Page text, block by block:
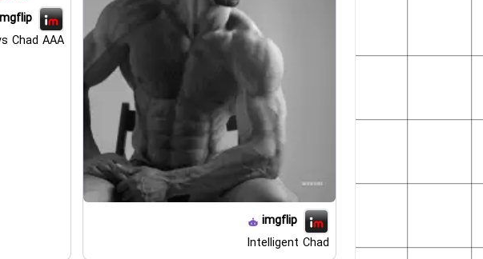
imgflip
Intelligent Chad
Chad AAA